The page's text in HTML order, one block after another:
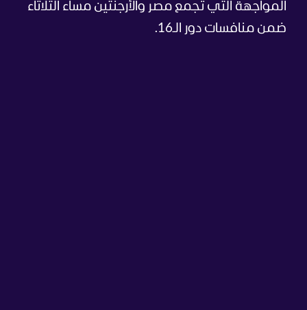
المواجهة التي تجمع مصر والأرجنتين مساء الثلاثاء
ضمن منافسات دور الـ16.